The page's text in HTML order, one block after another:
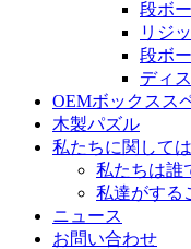
段ボ
リジ
段ボ
ディ
OEMボックスス
木製パズル
私たちに関しては
私たちは誰
私達がする
ニュース
お問い合わせ